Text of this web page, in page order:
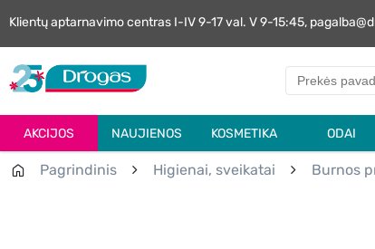
Klientų aptarnavimo centras I-IV 9-17 val. V 9-15:45,
AKCIJOS NAUJIENOS KOSMETIKA ODAI
Pagrindinis Higienai, sveikatai Burnos